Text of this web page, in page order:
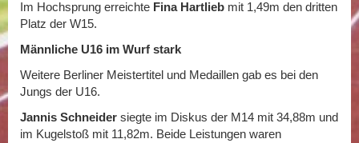
Im Hochsprung erreichte Fina Hartlieb mit 1,49m den dritten
Platz der W15.
Männliche U16 im Wurf stark
Weitere Berliner Meistertitel und Medaillen gab es bei den
Jungs der U16.
Jannis Schneider siegte im Diskus der M14 mit 34,88m und
im Kugelstoß mit 11,82m. Beide Leistungen waren